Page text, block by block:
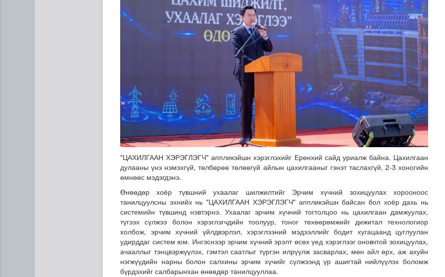
Ц.Идэрбат: Мал эмнэлгийн салбарын өрсөлдөх чадварыг нэмэгдүүлэхийн тулд 10 чиг..
"ЦАХИЛГААН ХЭРЭГЛЭГЧ" аппликэйшн хэрэглэхийг Ерөнхий сайд уриалж байна. Цахилгаан
дулааны үнэ нэмэхгүй, төлбөрөө төлөөгүй айлын цахилгааныг гэнэт таслахгүй, 2-3 хоногийн
өмнөөс мэдэгдэнэ.
Өнөөдөр хоёр түвшний ухаалаг шилжилтийг Эрчим хүчний зохицуулах хорооноос
танилцуулсны эхнийх нь "ЦАХИЛГААН ХЭРЭГЛЭГЧ" аппликэйшн байсан бол хоёр дахь нь
системийн түвшинд нэвтэрнэ. Ухаалаг эрчим хүчний тогтолцоо нь цахилгаан дамжуулах,
түгээх сүлжээ болон хэрэглэгчдийн тоолуур, тоног төхөөрөмжийг дижитал технологиор
холбож, эрчим хүчний үйлдвэрлэл, хэрэглээний мэдээллийг бодит хугацаанд цуглуулан
удирддаг систем юм. Ингэснээр эрчим хүчний эрэлт өсөх үед хэрэглээг оновчтой зохицуулах,
ачааллыг тэнцвэржүүлэх, гэмтэл саатлыг түргэн илрүүлж засварлах, мөн айл өрх, аж ахуйн
нэгжүүдийн нарны болон салхины эрчим хүчийг сүлжээнд үр ашигтай нийлүүлэх боломж
бүрдэхийг салбарынхан өнөөдөр танилцууллаа.